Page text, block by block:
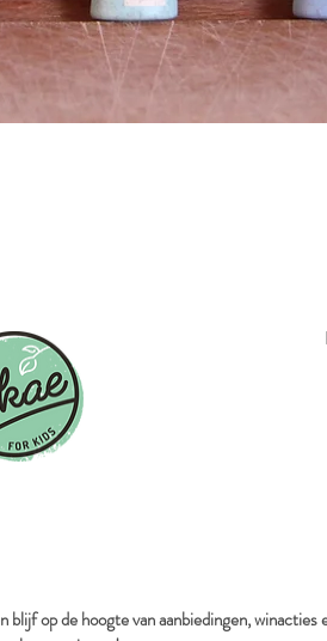
blijf op de hoogte van aanbiedingen, winacties